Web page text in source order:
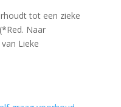
tot een zieke
Naar
Lieke